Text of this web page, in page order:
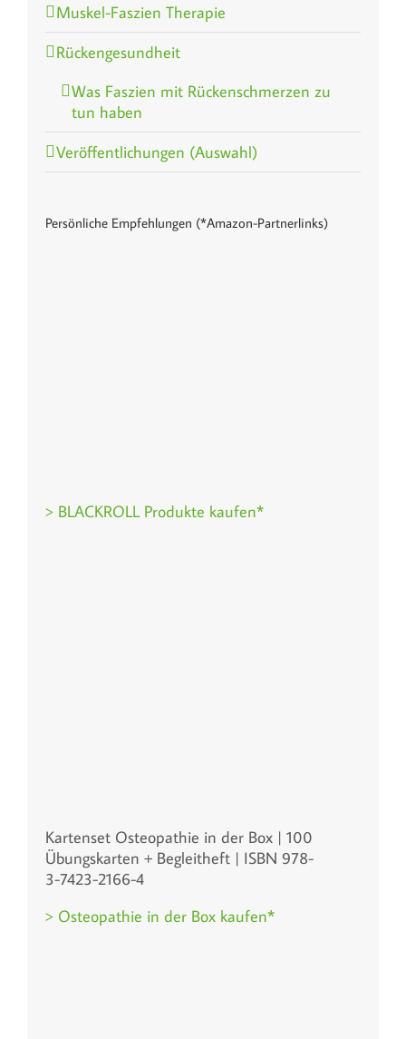
Muskel-Faszien Therapie
Rückengesundheit
Was Faszien mit Rückenschmerzen zu
tun haben
Veröffentlichungen (Auswahl)
Persönliche Empfehlungen (*Amazon-Partnerlinks)
> BLACKROLL Produkte kaufen*
Kartenset Osteopathie in der Box | 100
Übungskarten + Begleitheft | ISBN 978-
3-7423-2166-4
> Osteopathie in der Box kaufen*